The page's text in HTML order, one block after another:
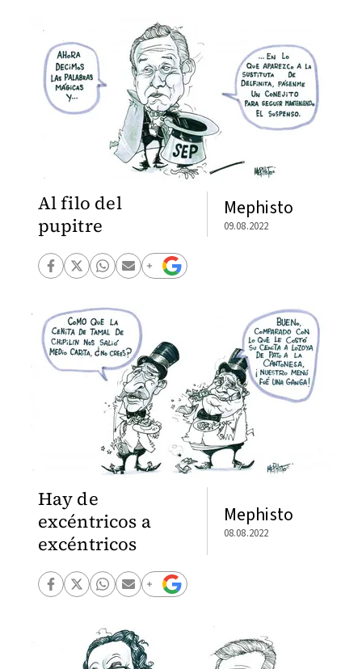
Al filo del
pupitre
Mephisto
09.08.2022
Hay de
excéntricos a
excéntricos
Mephisto
08.08.2022